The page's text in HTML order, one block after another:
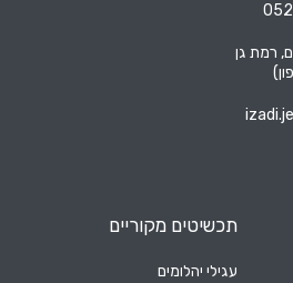
רמת גן
תכשיטים מקוריים
עגילי יהלומים